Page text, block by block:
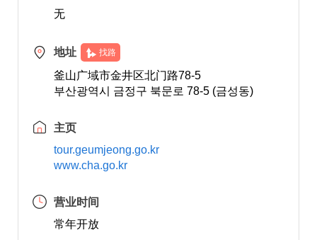
无
地址 找路
釜山广域市金井区北门路78-5
부산광역시 금정구 북문로 78-5 (금성동)
主页
tour.geumjeong.go.kr
www.cha.go.kr
营业时间
常年开放